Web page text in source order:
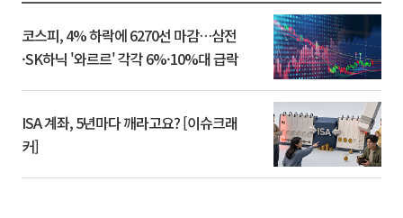
코스피, 4% 하락에 6270선 마감…삼전
·SK하닉 '와르르' 각각 6%·10%대 급락
ISA 계좌, 5년마다 깨라고요? [이슈크래
커]